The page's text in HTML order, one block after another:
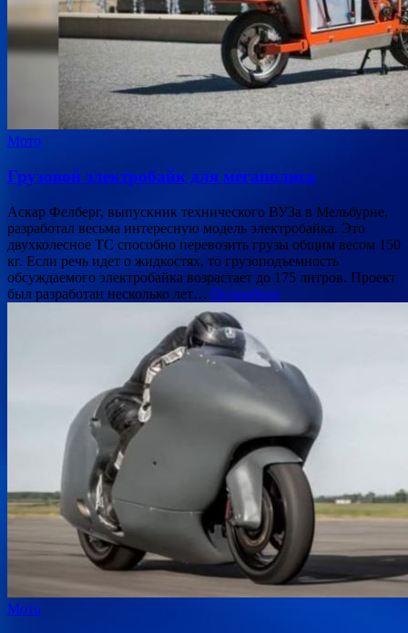
Мото
Грузовой электробайк для мегаполиса
Аскар Фелберг, выпускник технического ВУЗа в Мельбурне,
разработал весьма интересную модель электробайка. Это
двухколесное ТС способно перевозить грузы общим весом 150
кг. Если речь идет о жидкостях, то грузоподъемность
обсуждаемого электробайка возрастает до 175 литров. Проект
был разработан несколько лет… Подробнее
Мото